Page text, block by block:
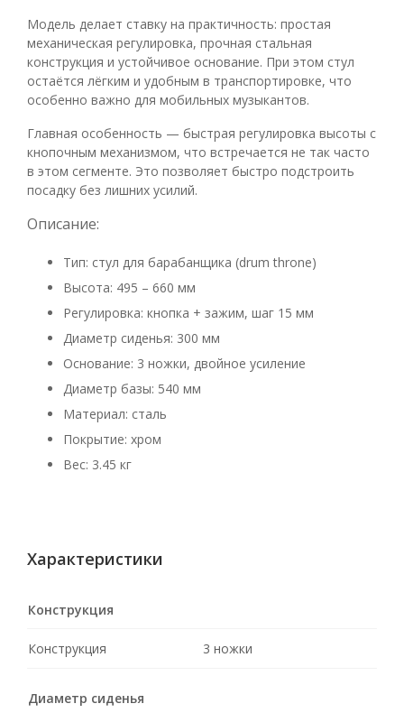
Модель делает ставку на практичность: простая
механическая регулировка, прочная стальная
конструкция и устойчивое основание. При этом стул
остаётся лёгким и удобным в транспортировке, что
особенно важно для мобильных музыкантов.
Главная особенность — быстрая регулировка высоты с
кнопочным механизмом, что встречается не так часто
в этом сегменте. Это позволяет быстро подстроить
посадку без лишних усилий.
Описание:
Тип: стул для барабанщика (drum throne)
Высота: 495 – 660 мм
Регулировка: кнопка + зажим, шаг 15 мм
Диаметр сиденья: 300 мм
Основание: 3 ножки, двойное усиление
Диаметр базы: 540 мм
Материал: сталь
Покрытие: хром
Вес: 3.45 кг
Характеристики
Конструкция
Конструкция 3 ножки
Диаметр сиденья